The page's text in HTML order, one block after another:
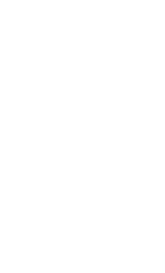
En İyi Bebek
Bebeklerin gaz
Omo Hijyen
Omo hijyen ürünleri,
4 Aylık
4 aylık bebekler için